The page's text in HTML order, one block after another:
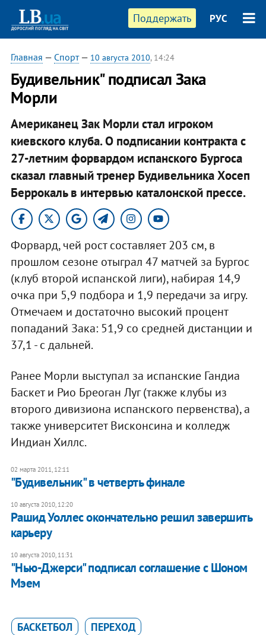
Поддержать РУС
Главная — Спорт— 10 августа 2010, 14:24
Будивельник" подписал Зака
Морли
Американец Зак Морли стал игроком
киевского клуба. О подписании контракта с
27-летним форвардом испанского Бургоса
сказал главный тренер Будивельника Хосеп
Беррокаль в интервью каталонской прессе.
Форвард, чей рост составляет 203 см, в
прошлом сезоне отыграл 47 матчей за Бургос
(клуб второй испанской лиги), набирая 14,9
очка при 5,9 подбора и 1,9 передачи за игру.
Отмечаем и достаточно высокий процент
попаданий Зака: 51,9 со средней дистанции и
37,1 - с дальней.
Ранее Морли выступал за испанские Гандиа
Баскет и Рио Бреоган Луг (также клубы из
второго дивизиона испанского первенства), а
также университет Висконсина и колледж
Индиан Хиллс.
02 марта 2011, 12:11
"Будивельник" в четверть финале
10 августа 2010, 12:20
Рашид Уоллес окончательно решил завершить
карьеру
10 августа 2010, 11:31
"Нью-Джерси" подписал соглашение с Шоном
Мэем
БАСКЕТБОЛ ПЕРЕХОД